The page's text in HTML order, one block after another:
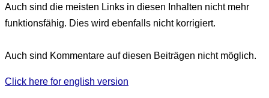
Auch sind die meisten Links in diesen Inhalten nicht mehr
funktionsfähig. Dies wird ebenfalls nicht korrigiert.
Auch sind Kommentare auf diesen Beiträgen nicht möglich.
Click here for english version